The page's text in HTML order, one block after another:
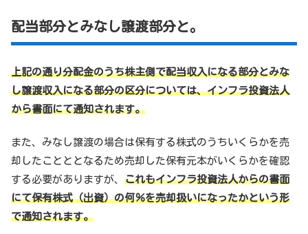
配当部分とみなし譲渡部分と。
上記の通り分配金のうち株主側で配当収入になる部分とみな
し譲渡収入になる部分の区分については、インフラ投資法人
から書面にて通知されます。
また、みなし譲渡の場合は保有する株式のうちいくらかを売
却したことととなるため売却した保有元本がいくらかを確認
する必要がありますが、 これもインフラ投資法人からの書面
にて保有株式（出資）の何％を売却扱いになったかという形
で通知されます。